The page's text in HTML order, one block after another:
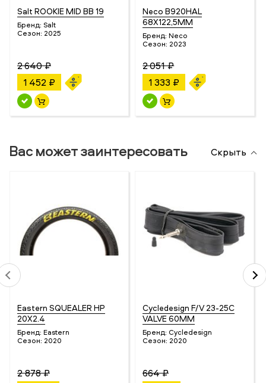
Salt ROOKIE MID BB 19
Бренд: Salt
Сезон: 2025
2 640 ₽
1 452 ₽
Neco B920HAL
68X122,5MM
Бренд: Neco
Сезон: 2023
2 051 ₽
1 333 ₽
Вас может заинтересовать Скрыть
Eastern SQUEALER HP
20X2.4
Бренд: Eastern
Сезон: 2020
2 878 ₽
Cycledesign F/V 23-25C
VALVE 60MM
Бренд: Cycledesign
Сезон: 2020
664 ₽